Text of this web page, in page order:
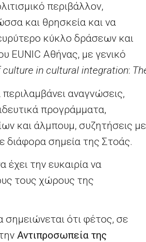
περιβάλλον,
και θρησκεία και να
κύκλο δράσεων και
EUNIC Αθήνας, με γενικό
culture in cultural integration:
αναγνώσεις,
προγράμματα,
και άλμπουμ, συζητήσεις με
διάφορα σημεία της Στοάς.
έχει την ευκαιρία να
τους χώρους της
σημειώνεται ότι φέτος, σε
Αντιπροσωπεία της